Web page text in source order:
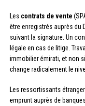
Les contrats de vente
être enregistrés auprès du
suivant la signature. Un
légale en cas de litige.
immobilier émirati, et non
change radicalement le
Les ressortissants
emprunt auprès de